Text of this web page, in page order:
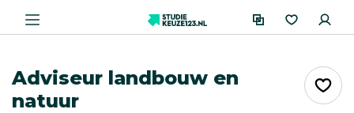
Adviseur landbouw en
natuur